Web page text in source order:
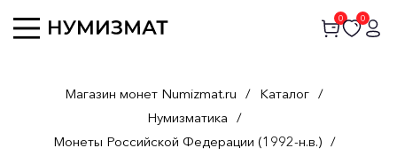
0 0
Магазин монет Numizmat.ru / Каталог /
Нумизматика /
Монеты Российской Федерации (1992-н.в.) /